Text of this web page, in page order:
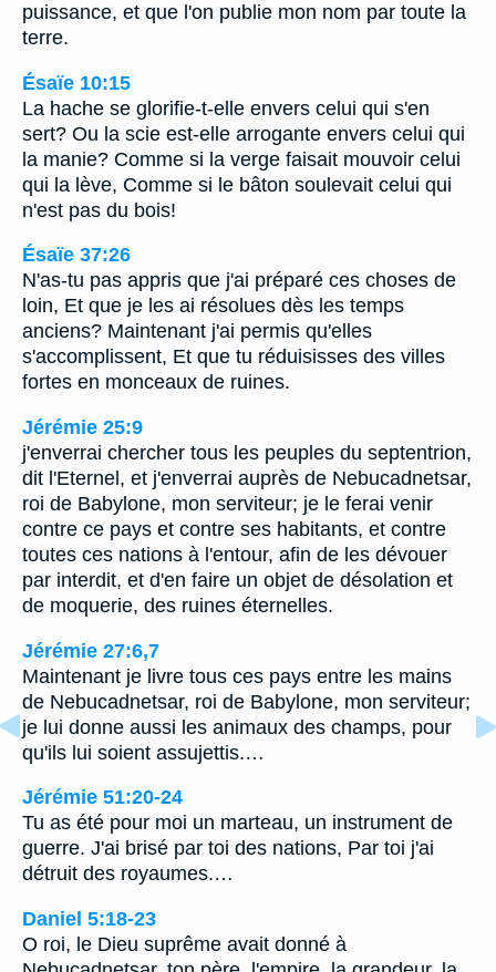
puissance, et que l'on publie mon nom par toute la
terre.
Ésaïe 10:15
La hache se glorifie-t-elle envers celui qui s'en
sert? Ou la scie est-elle arrogante envers celui qui
la manie? Comme si la verge faisait mouvoir celui
qui la lève, Comme si le bâton soulevait celui qui
n'est pas du bois!
Ésaïe 37:26
N'as-tu pas appris que j'ai préparé ces choses de
loin, Et que je les ai résolues dès les temps
anciens? Maintenant j'ai permis qu'elles
s'accomplissent, Et que tu réduisisses des villes
fortes en monceaux de ruines.
Jérémie 25:9
j'enverrai chercher tous les peuples du septentrion,
dit l'Eternel, et j'enverrai auprès de Nebucadnetsar,
roi de Babylone, mon serviteur; je le ferai venir
contre ce pays et contre ses habitants, et contre
toutes ces nations à l'entour, afin de les dévouer
par interdit, et d'en faire un objet de désolation et
de moquerie, des ruines éternelles.
Jérémie 27:6,7
Maintenant je livre tous ces pays entre les mains
de Nebucadnetsar, roi de Babylone, mon serviteur;
je lui donne aussi les animaux des champs, pour
qu'ils lui soient assujettis.…
Jérémie 51:20-24
Tu as été pour moi un marteau, un instrument de
guerre. J'ai brisé par toi des nations, Par toi j'ai
détruit des royaumes.…
Daniel 5:18-23
O roi, le Dieu suprême avait donné à